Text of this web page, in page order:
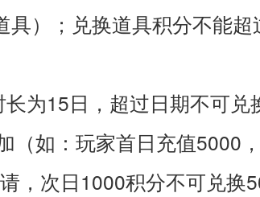
具）；兑换道具积分不能超
为15日，超过日期不可兑
（如：玩家首日充值5000
，次日1000积分不可兑换